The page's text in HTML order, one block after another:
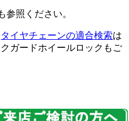
参照ください。
タイヤチェーンの適合検索は
ガードホイールロックもご